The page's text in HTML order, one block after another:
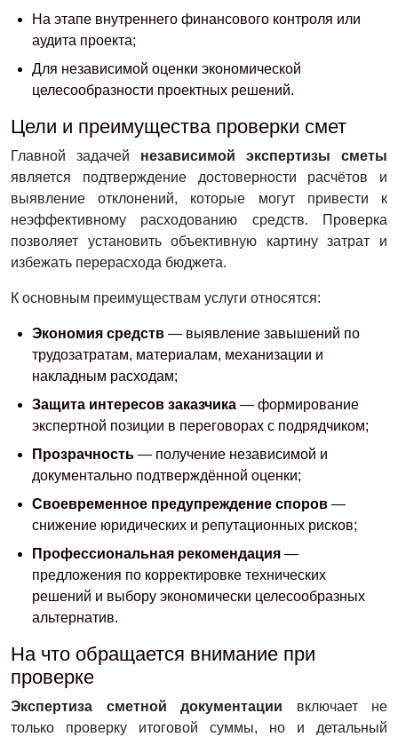
На этапе внутреннего финансового контроля или
аудита проекта;
Для независимой оценки экономической
целесообразности проектных решений.
Цели и преимущества проверки смет
Главной задачей независимой экспертизы сметы
является подтверждение достоверности расчётов и
выявление отклонений, которые могут привести к
неэффективному расходованию средств. Проверка
позволяет установить объективную картину затрат и
избежать перерасхода бюджета.
К основным преимуществам услуги относятся:
Экономия средств — выявление завышений по
трудозатратам, материалам, механизации и
накладным расходам;
Защита интересов заказчика — формирование
экспертной позиции в переговорах с подрядчиком;
Прозрачность — получение независимой и
документально подтверждённой оценки;
Своевременное предупреждение споров —
снижение юридических и репутационных рисков;
Профессиональная рекомендация —
предложения по корректировке технических
решений и выбору экономически целесообразных
альтернатив.
На что обращается внимание при
проверке
Экспертиза сметной документации включает не
только проверку итоговой суммы, но и детальный